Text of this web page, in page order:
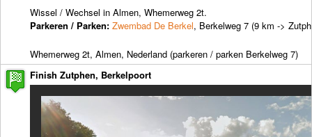
Wissel / Wechsel in Almen, Whemerweg 2t.
Parkeren / Parken: Zwembad De Berkel, Berkelweg 7 (9 km ->
Whemerweg 2t, Almen, Nederland (parkeren / parken Berkelweg 7)
Finish Zutphen, Berkelpoort